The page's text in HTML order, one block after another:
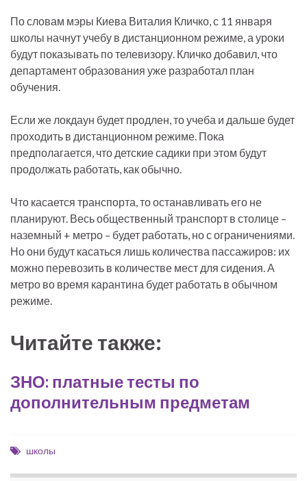
По словам мэры Киева Виталия Кличко, с 11 января
школы начнут учебу в дистанционном режиме, а уроки
будут показывать по телевизору. Кличко добавил, что
департамент образования уже разработал план
обучения.
Если же локдаун будет продлен, то учеба и дальше будет
проходить в дистанционном режиме. Пока
предполагается, что детские садики при этом будут
продолжать работать, как обычно.
Что касается транспорта, то останавливать его не
планируют. Весь общественный транспорт в столице –
наземный + метро – будет работать, но с ограничениями.
Но они будут касаться лишь количества пассажиров: их
можно перевозить в количестве мест для сидения. А
метро во время карантина будет работать в обычном
режиме.
Читайте также:
ЗНО: платные тесты по
дополнительным предметам
школы